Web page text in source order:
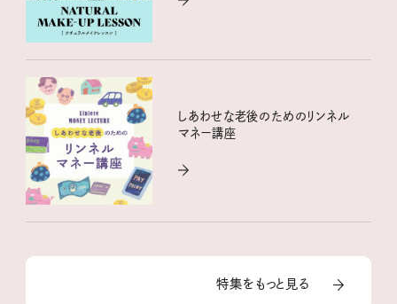
しあわせな老後のためのリンネル
マネー講座
特集をもっと見る